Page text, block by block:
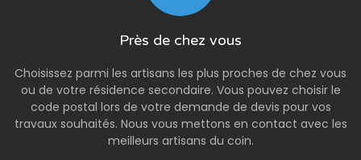
Près de chez vous
Choisissez parmi les artisans les plus proches de chez vous
ou de votre résidence secondaire. Vous pouvez choisir le
code postal lors de votre demande de devis pour vos
travaux souhaités. Nous vous mettons en contact avec les
meilleurs artisans du coin.